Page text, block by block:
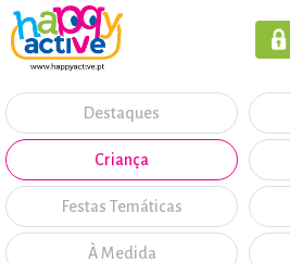
Destaques
Criança
Festas Temáticas
À Medida